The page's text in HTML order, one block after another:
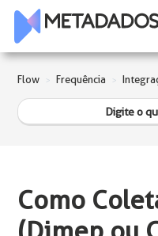
Flow Frequência
Como